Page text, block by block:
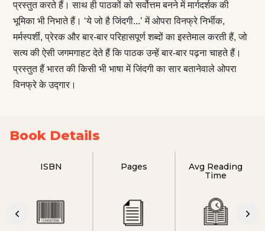
प्रस्तुत करते हैं। साथ ही पाठकों को सर्वोत्तम बनने में मार्गदर्शक की
भूमिका भी निभाते हैं। ‘ये जो है जिंदगी...’ में ओपरा विनफ्रे निर्भीक,
मर्मस्पर्शी, प्रेरक और बार-बार परिहासपूर्ण शब्दों का इस्तेमाल करती हैं, जो
सत्य की ऐसी जगमगाहट देते हैं कि पाठक उन्हें बार-बार पढ़ना चाहते हैं।
प्रस्तुत हैं भारत की किसी भी भाषा में जिंदगी का सार बतानेवाले ओपरा
विनफ्रे के उद्गार।
Book Details
ISBN Pages
Avg Reading
Time